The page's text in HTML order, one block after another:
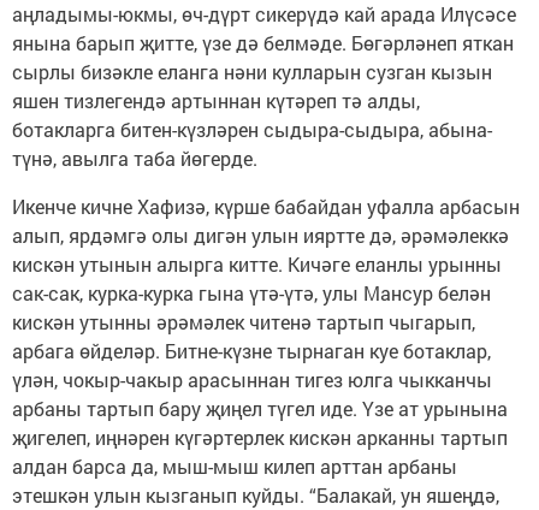
аңладымы-юкмы, өч-дүрт сикерүдә кай арада Илүсәсе
янына барып җитте, үзе дә белмәде. Бөгәрләнеп яткан
сырлы бизәкле еланга нәни кулларын сузган кызын
яшен тизлегендә артыннан күтәреп тә алды,
ботакларга битен-күзләрен сыдыра-сыдыра, абына-
түнә, авылга таба йөгерде.
Икенче кичне Хафизә, күрше бабайдан уфалла арбасын
алып, ярдәмгә олы дигән улын ияртте дә, әрәмәлеккә
кискән утынын алырга китте. Кичәге еланлы урынны
сак-сак, курка-курка гына үтә-үтә, улы Мансур белән
кискән утынны әрәмәлек читенә тартып чыгарып,
арбага өйделәр. Битне-күзне тырнаган куе ботаклар,
үлән, чокыр-чакыр арасыннан тигез юлга чыкканчы
арбаны тартып бару җиңел түгел иде. Үзе ат урынына
җигелеп, иңнәрен күгәртерлек кискән арканны тартып
алдан барса да, мыш-мыш килеп арттан арбаны
этешкән улын кызганып куйды. “Балакай, ун яшеңдә,